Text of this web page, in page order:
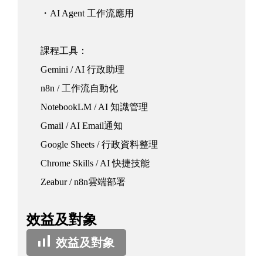
・AI Agent 工作流應用
課程工具：
Gemini / AI 行政助理
n8n / 工作流自動化
NotebookLM / AI 知識管理
Gmail / AI Email通知
Google Sheets / 行政資料整理
Chrome Skills / AI 快捷技能
Zeabur / n8n雲端部署
效益及對象
效益及對象